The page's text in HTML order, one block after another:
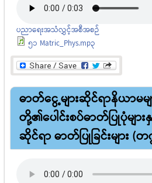
ပညာရေးအသံလွှင့်အစီအစဉ်
51 Matric_Phys.mp3
ဓာတ်ငွေ့များဆိုင်ရာနိယာမမျာ
တို့၏ပေါင်းစပ်ဓာတ်ပြုပုံမျ
ဆိုင်ရာ ဓာတ်ပြုခြင်းများ